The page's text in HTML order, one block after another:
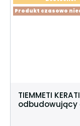
TIEMMETI
odbudowujący
Produkt czasowo